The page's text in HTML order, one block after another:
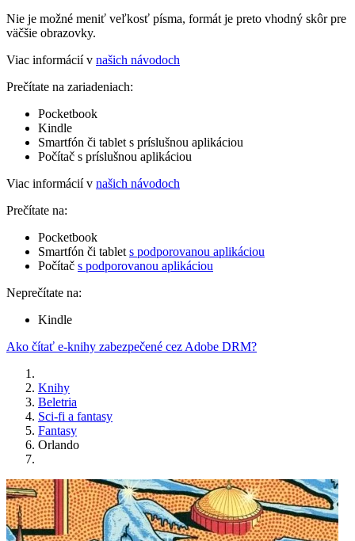
Nie je možné meniť veľkosť písma, formát je preto vhodný skôr pre
väčšie obrazovky.
Viac informácií v našich návodoch
Prečítate na zariadeniach:
Pocketbook
Kindle
Smartfón či tablet s príslušnou aplikáciou
Počítač s príslušnou aplikáciou
Viac informácií v našich návodoch
Prečítate na:
Pocketbook
Smartfón či tablet s podporovanou aplikáciou
Počítač s podporovanou aplikáciou
Neprečítate na:
Kindle
Ako čítať e-knihy zabezpečené cez Adobe DRM?
Knihy
Beletria
Sci-fi a fantasy
Fantasy
Orlando